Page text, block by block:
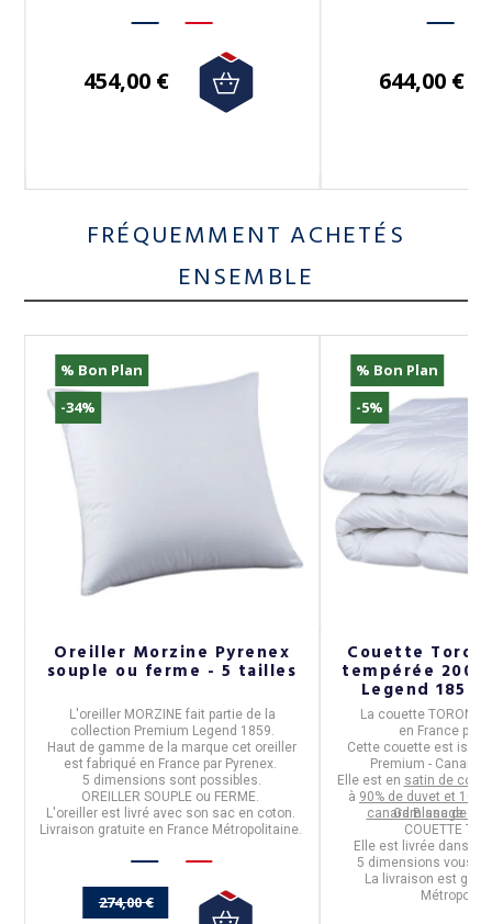
454,00 € 644,00 €
FRÉQUEMMENT ACHETÉS
ENSEMBLE
% Bon Plan
-34%
Oreiller Morzine Pyrenex
souple ou ferme - 5 tailles
L'oreiller MORZINE fait partie de la
collection Premium Legend 1859.
Haut de gamme de la marque cet oreiller
est fabriqué en France par Pyrenex.
5 dimensions sont possibles.
OREILLER SOUPLE ou FERME.
L'oreiller est livré avec son sac en coton.
Livraison gratuite en France Métropolitaine.
274,00 €
% Bon Plan
-5%
Couette
tempérée
Legend 1859
La couette
en France par
Cette couette est
Premium - Canard
Elle est en satin de coton
à 90% de duvet et 10%
canard Blanc des
Garnissage de
COUETTE
Elle est livrée dans
5 dimensions vous
La livraison est